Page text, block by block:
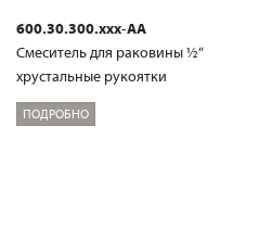
600.30.300.xxx-AA
Смеситель для раковины ½“
хрустальные рукоятки
ПОДРОБНО